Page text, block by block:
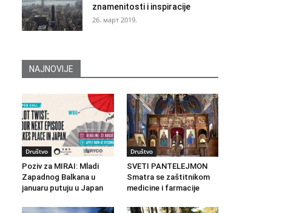
znamenitosti i inspiracije
26. март 2019.
NAJNOVIJE
Društvo
Poziv za MIRAI: Mladi
Zapadnog Balkana u
januaru putuju u Japan
Društvo
SVETI PANTELEJMON
Smatra se zaštitnikom
medicine i farmacije